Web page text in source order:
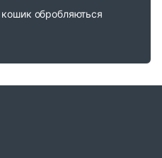
кошик обробляються